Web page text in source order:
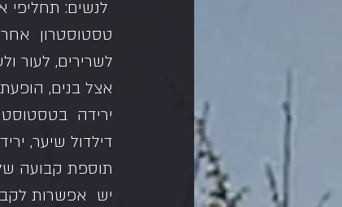
טסטוסטרון
לשרירים, לעור
אצל בנים,
ירידה
דילדול שיער,
תוספת קבועה
יש  אפשרות